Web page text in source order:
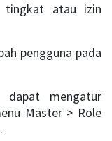
tingkat atau izin
pengguna pada
dapat mengatur
Master > Role